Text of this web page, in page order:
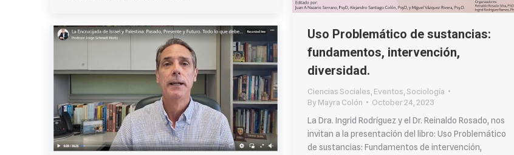
Uso Problemático de sustancias:
fundamentos, intervención,
diversidad.
Ciencias Sociales Eventos Sociología
ByMayra Colón
October 24, 2023
La Dra. Ingrid Rodríguez y el Dr. Reinaldo Rosado, nos
invitan a la presentación del libro: Uso Problemático
de sustancias: Fundamentos de intervención,